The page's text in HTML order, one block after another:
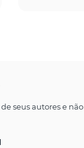
seus autores e não